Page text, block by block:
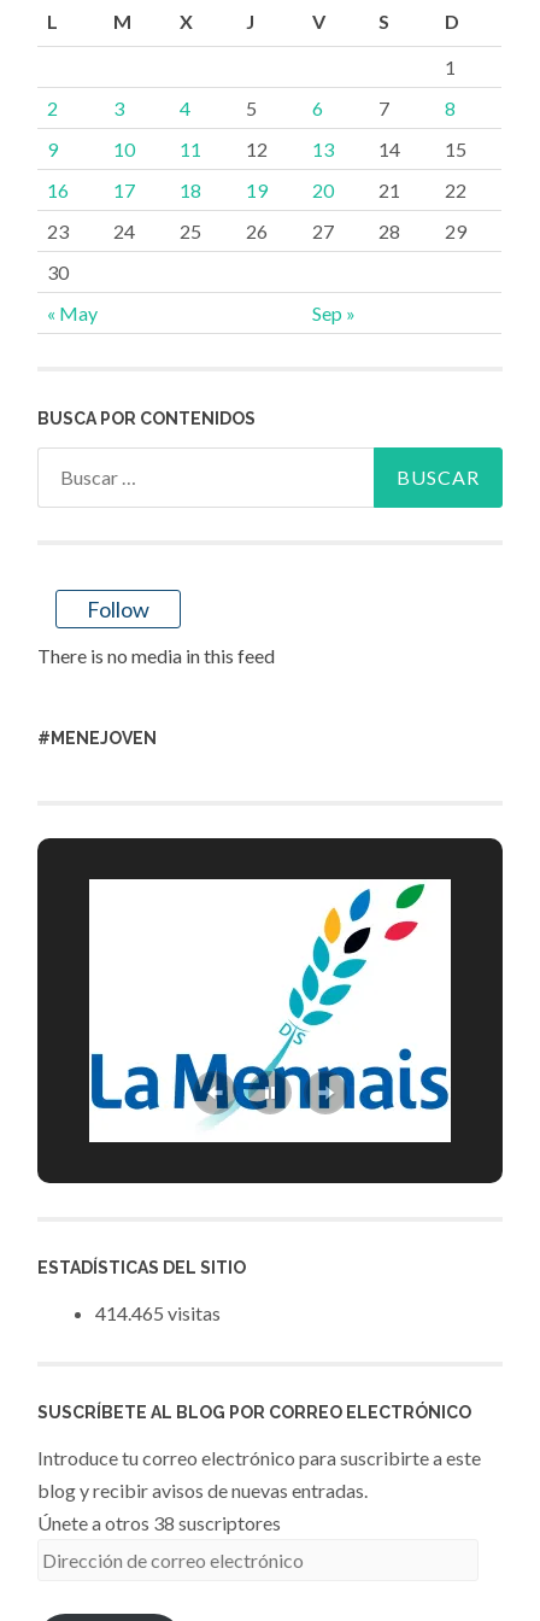
entradas
L
M X J V S D
« May Sep »
1
2
3 4 5 6 7
8
9
10 11 12 13 14
15
16
17 18 19 20 21
22
23
24 25 26 27 28
29
30
BUSCA POR CONTENIDOS
Follow
There is no media in this feed
#MENEJOVEN
ESTADÍSTICAS DEL SITIO
414.465 visitas
SUSCRÍBETE AL BLOG POR CORREO ELECTRÓNICO
Introduce tu correo electrónico para suscribirte a este
blog y recibir avisos de nuevas entradas.
Únete a otros 38 suscriptores
Dirección